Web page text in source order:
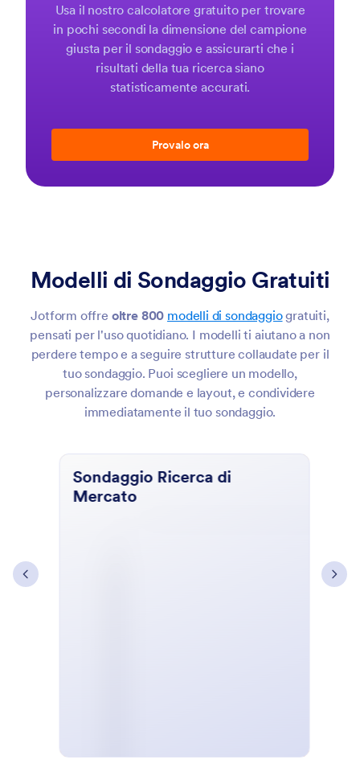
Usa il nostro calcolatore gratuito per trovare
in pochi secondi la dimensione del campione
giusta per il sondaggio e assicurarti che i
risultati della tua ricerca siano
statisticamente accurati.
Provalo ora
Modelli di Sondaggio Gratuiti
Jotform offre oltre 800 modelli di sondaggiogratuiti,
pensati per l'uso quotidiano. I modelli ti aiutano a non
perdere tempo e a seguire strutture collaudate per il
tuo sondaggio. Puoi scegliere un modello,
personalizzare domande e layout, e condividere
immediatamente il tuo sondaggio.
Sondaggio Ricerca di
Mercato